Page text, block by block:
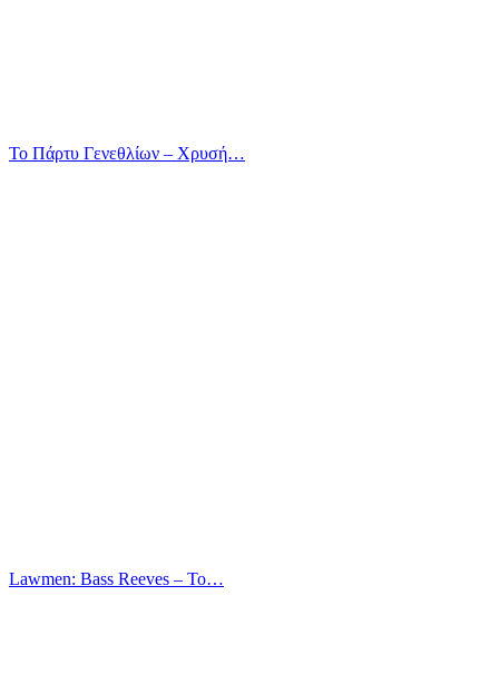
Το Πάρτυ Γενεθλίων – Χρυσή…
Lawmen: Bass Reeves – Το…